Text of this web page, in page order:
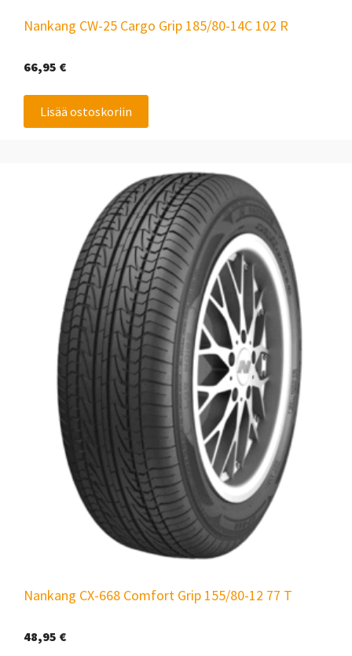
Nankang CW-25 Cargo Grip 185/80-14C 102 R
66,95 €
Lisää ostoskoriin
Nankang CX-668 Comfort Grip 155/80-12 77 T
48,95 €